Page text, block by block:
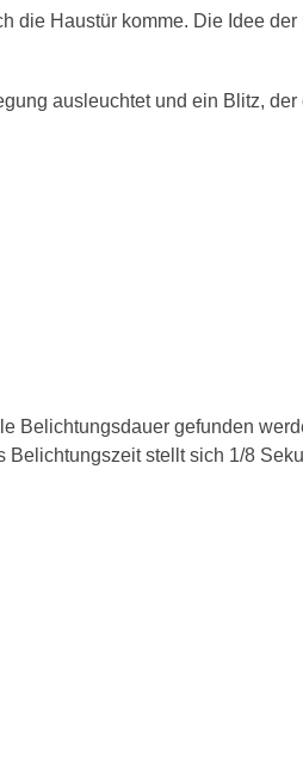
die Haustür komme. Die Idee
ausleuchtet und ein Blitz,
Belichtungsdauer gefunden
stellt sich 1/8